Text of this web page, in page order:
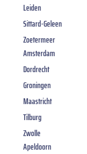
Leiden
Sittard-Geleen
Zoetermeer
Amsterdam
Dordrecht
Groningen
Maastricht
Tilburg
Zwolle
Apeldoorn